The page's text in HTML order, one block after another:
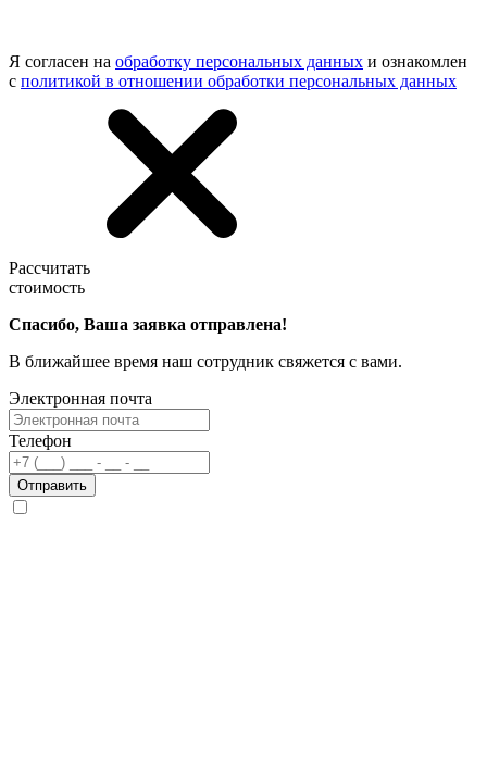
Я согласен на обработку персональных данных и ознакомлен
с политикой в отношении обработки персональных данных
Рассчитать
стоимость
Спасибо, Ваша заявка отправлена!
В ближайшее время наш сотрудник свяжется с вами.
Электронная почта
Телефон
Отправить